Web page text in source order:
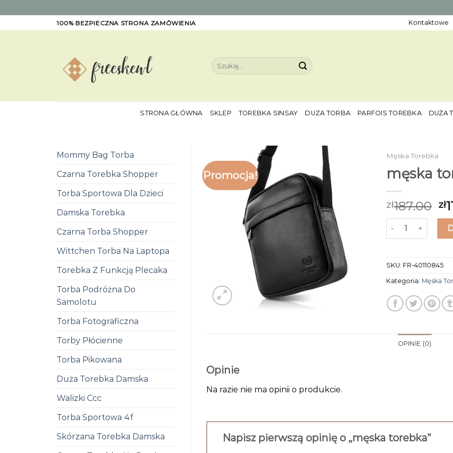
to
100% BEZPIECZNA STRONA ZAMÓWIENIA Kontaktowe
Szukaj:
STRONA GŁÓWNA SKLEP TOREBKA SINSAY DUZA TORBA PARFOIS TOREBKA DUŻA
Mommy Bag Torba
Czarna Torebka Shopper
Torba Sportowa Dla Dzieci
Damska Torebka
Czarna Torba Shopper
Wittchen Torba Na Laptopa
Torebka Z Funkcją Plecaka
Torba Podróżna Do
Samolotu
Torba Fotograficzna
Torby Płócienne
Torba Pikowana
Duża Torebka Damska
Walizki Ccc
Torba Sportowa 4f
Skórzana Torebka Damska
Promocja!
Męska Torebka
męska
zł187.00 zł
ilość męska
SKU: FR-40110845
Kategoria: Męska
OPINIE (0)
Opinie
Na razie nie ma opinii o produkcie.
Napisz pierwszą opinię o „męska torebka”